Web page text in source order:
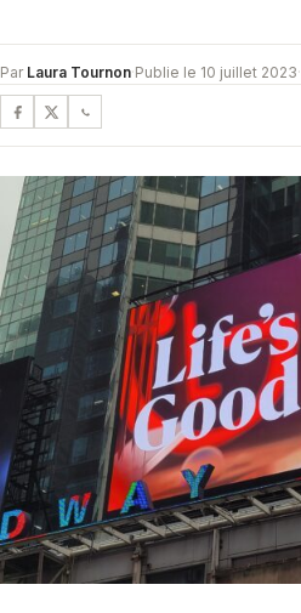
Par Laura Tournon·Publie le 10 juillet 2023·